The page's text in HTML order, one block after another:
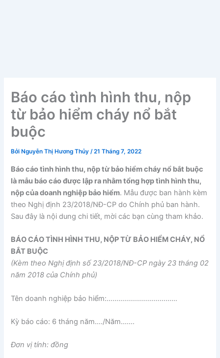
Báo cáo tình hình thu, nộp
từ bảo hiểm cháy nổ bắt
buộc
Bởi Nguyễn Thị Hương Thủy/21 Tháng 7, 2022
Báo cáo tình hình thu, nộp từ bảo hiểm cháy nổ bắt buộc
là mẫu báo cáo được lập ra nhằm tổng hợp tình hình thu,
nộp của doanh nghiệp bảo hiểm. Mẫu được ban hành kèm
theo Nghị định 23/2018/NĐ-CP do Chính phủ ban hành.
Sau đây là nội dung chi tiết, mời các bạn cùng tham khảo.
BÁO CÁO TÌNH HÌNH THU, NỘP TỪ BẢO HIỂM CHÁY, NỔ
BẮT BUỘC
(Kèm theo Nghịđịnh số 23/2018/NĐ-CPngày 23 tháng 02
năm 2018 của Chính phủ)
Tên doanh nghiệp bảo hiểm:………………………………
Kỳ báo cáo: 6 tháng năm…./Năm.……
Đơn vị tính: đồng